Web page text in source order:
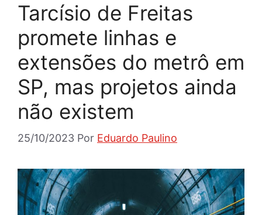
Tarcísio de Freitas
promete linhas e
extensões do metrô em
SP, mas projetos ainda
não existem
25/10/2023 Por Eduardo Paulino